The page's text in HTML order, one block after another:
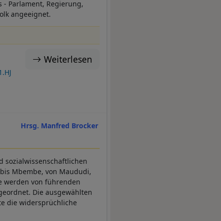
Parlament, Regierung,
angeeignet.
Weiterlesen
Hrsg. Manfred Brocker
sozialwissenschaftlichen
Mbembe, von Maududi,
werden von führenden
Die ausgewählten
die widersprüchliche